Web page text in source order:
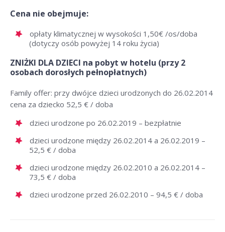
Cena nie obejmuje:
opłaty klimatycznej w wysokości 1,50€ /os/doba
(dotyczy osób powyżej 14 roku życia)
ZNIŻKI DLA DZIECI na pobyt w hotelu (przy 2
osobach dorosłych pełnopłatnych)
Family offer: przy dwójce dzieci urodzonych do 26.02.2014
cena za dziecko 52,5 € / doba
dzieci urodzone po 26.02.2019 – bezpłatnie
dzieci urodzone między 26.02.2014 a 26.02.2019 –
52,5 € / doba
dzieci urodzone między 26.02.2010 a 26.02.2014 –
73,5 € / doba
dzieci urodzone przed 26.02.2010 – 94,5 € / doba